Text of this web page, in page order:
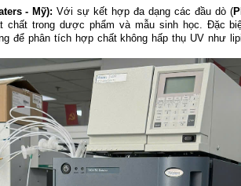
- Mỹ): Với sự kết hợp đa dạng các đầu dò (
chất trong dược phẩm và mẫu sinh học. Đặc
để phân tích hợp chất không hấp thụ UV như